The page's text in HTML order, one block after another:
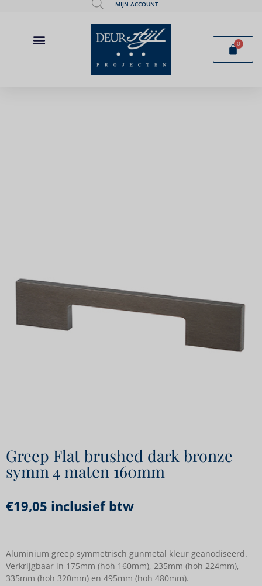
MIJN ACCOUNT
0
Greep Flat brushed dark bronze
symm 4 maten 160mm
€19,05 inclusief btw
Aluminium greep symmetrisch gunmetal kleur geanodiseerd.
Verkrijgbaar in 175mm (hoh 160mm), 235mm (hoh 224mm),
335mm (hoh 320mm) en 495mm (hoh 480mm).